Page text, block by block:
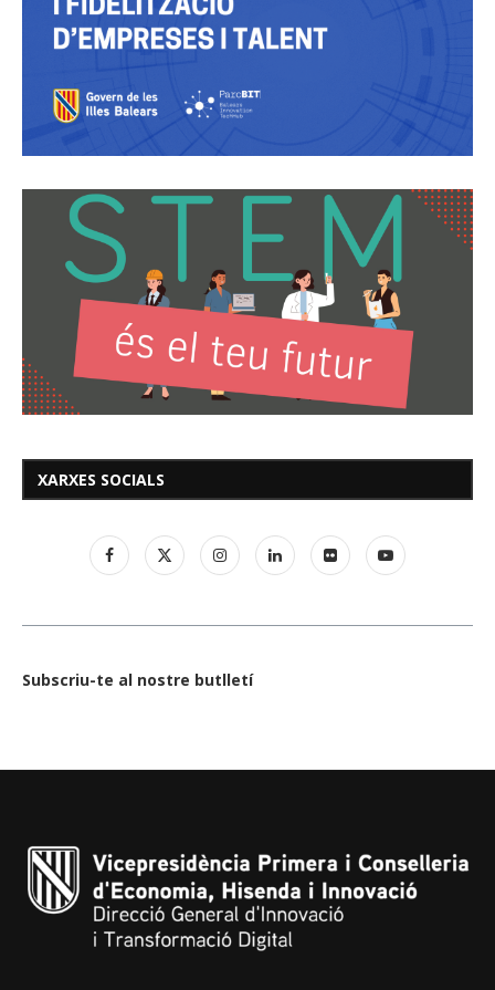
XARXES SOCIALS
Subscriu-te al nostre butlletí